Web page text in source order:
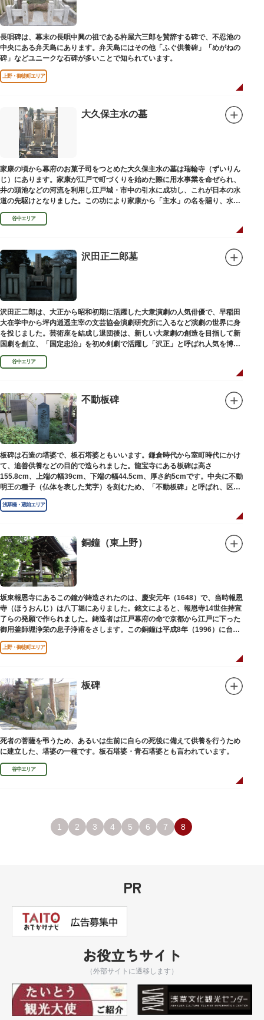
長唄碑は、幕末の長唄中興の祖である杵屋六三郎を賛辞する碑で、不忍池の
中央にある弁天島にあります。弁天島にはその他「ふぐ供養碑」「めがねの
碑」などユニークな石碑が多いことで知られています。
上野・御徒町エリア
大久保主水の墓
家康の頃から幕府のお菓子司をつとめた大久保主水の墓は瑞輪寺（ずいりん
じ）にあります。家康が江戸で町づくりを始めた際に用水事業を命ぜられ、
井の頭池などの河流を利用し江戸城・市中の引水に成功し、これが日本の水
道の先駆けとなりました。この功により家康から「主水」の名を賜り、水は
濁らざるを尊しとして「もんと」と読むようになったといわれます。
谷中エリア
沢田正二郎墓
沢田正二郎は、大正から昭和初期に活躍した大衆演劇の人気俳優で、早稲田
大在学中から坪内逍遥主宰の文芸協会演劇研究所に入るなど演劇の世界に身
を投じました。芸術座を結成し退団後は、新しい大衆劇の創造を目指して新
国劇を創立、「国定忠治」を初め剣劇で活躍し「沢正」と呼ばれ人気を博し
ました。お墓は谷中霊園にあります。
谷中エリア
不動板碑
板碑は石造の塔婆で、板石塔婆ともいいます。鎌倉時代から室町時代にかけ
て、追善供養などの目的で造られました。龍宝寺にある板碑は高さ
155.8cm、上端の幅39cm、下端の幅44.5cm、厚さ約5cmです。中央に不動
明王の種子（仏体を表した梵字）を刻むため、「不動板碑」と呼ばれ、区内
現存の板碑を代表するもののひとつです。
浅草橋・蔵前エリア
銅鐘（東上野）
坂東報恩寺にあるこの鐘が鋳造されたのは、慶安元年（1648）で、当時報恩
寺（ほうおんじ）は八丁堀にありました。銘文によると、報恩寺14世住持宣
了らの発願で作られました。鋳造者は江戸幕府の命で京都から江戸に下った
御用釜師堀浄栄の息子浄甫をさします。この銅鐘は平成8年（1996）に台東
区有形文化財として登載されました。
上野・御徒町エリア
板碑
死者の菩薩を弔うため、あるいは生前に自らの死後に備えて供養を行うため
に建立した、塔婆の一種です。板石塔婆・青石塔婆とも言われています。
谷中エリア
1 2 3 4 5 6 7 8
PR
お役立ちサイト
（外部サイトに遷移します）